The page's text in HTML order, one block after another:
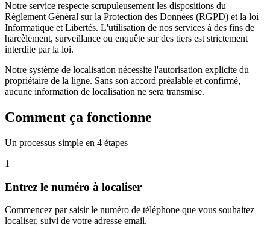
Notre service respecte scrupuleusement les dispositions du
Règlement Général sur la Protection des Données (RGPD) et la loi
Informatique et Libertés. L'utilisation de nos services à des fins de
harcèlement, surveillance ou enquête sur des tiers est strictement
interdite par la loi.
Notre système de localisation nécessite l'autorisation explicite du
propriétaire de la ligne. Sans son accord préalable et confirmé,
aucune information de localisation ne sera transmise.
Comment ça fonctionne
Un processus simple en 4 étapes
1
Entrez le numéro à localiser
Commencez par saisir le numéro de téléphone que vous souhaitez
localiser, suivi de votre adresse email.